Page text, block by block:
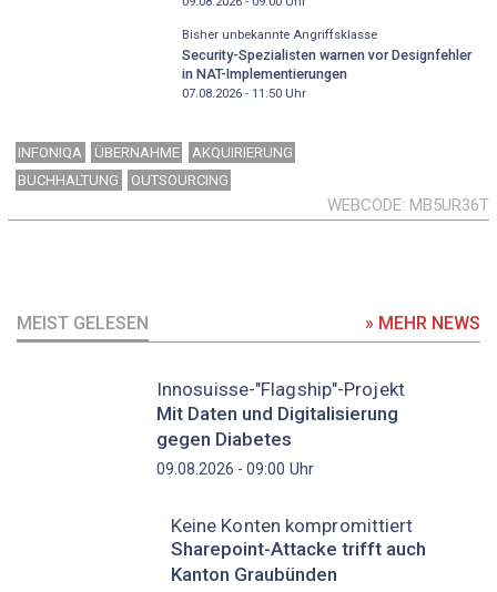
Bisher unbekannte Angriffsklasse
Security-Spezialisten warnen vor Designfehler
in NAT-Implementierungen
07.08.2026 - 11:50Uhr
INFONIQA ÜBERNAHME
AKQUIRIERUNG
BUCHHALTUNG
OUTSOURCING
WEBCODE MB5UR36T
MEIST GELESEN » MEHR NEWS
Innosuisse-"Flagship"-Projekt
Mit Daten und Digitalisierung
gegen Diabetes
09.08.2026 - 09:00 Uhr
Keine Konten kompromittiert
Sharepoint-Attacke trifft auch
Kanton Graubünden